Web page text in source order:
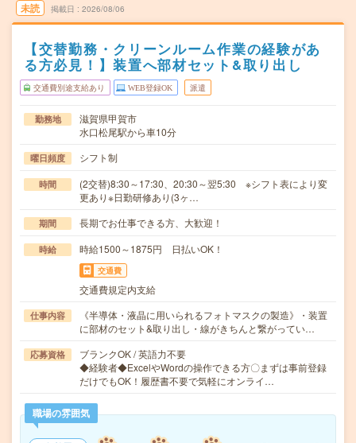
未読 掲載日 2026/08/06
【交替勤務・クリーンルーム作業の経験があ
る方必見！】装置へ部材セット&取り出し
交通費別途支給あり WEB登録OK 派遣
勤務地
滋賀県甲賀市
水口松尾駅から車10分
曜日頻度 シフト制
時間
(2交替)8:30～17:30、20:30～翌5:30 ※シフト表により変
更あり※日勤研修あり(3ヶ…
期間 長期でお仕事できる方、大歓迎！
時給 時給1500～1875円 日払いOK！
交通費
交通費規定内支給
仕事内容
《半導体・液晶に用いられるフォトマスクの製造》・装置
に部材のセット&取り出し・線がきちんと繋がってい…
応募資格
ブランクOK / 英語力不要
◆経験者◆ExcelやWordの操作できる方〇まずは事前登録
だけでもOK！履歴書不要で気軽にオンライ…
職場の雰囲気